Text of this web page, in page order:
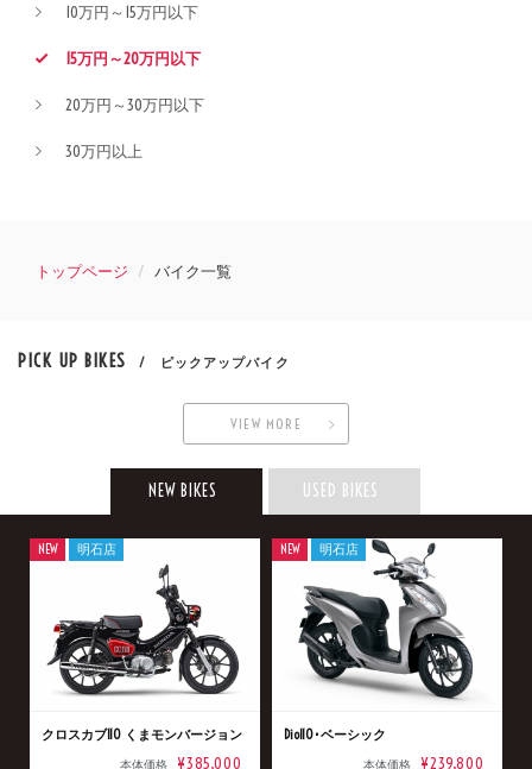
10万円～15万円以下
15万円～20万円以下
20万円～30万円以下
30万円以上
トップページ バイク一覧
PICK UP BIKES / ピックアップバイク
VIEW MORE
NEW BIKES USED BIKES
クロスカブ110 くまモンバージョン
本体価格 ¥385,000
NEW 明石店
Dio110･ベーシック
本体価格 ¥239,800
NEW 明石店